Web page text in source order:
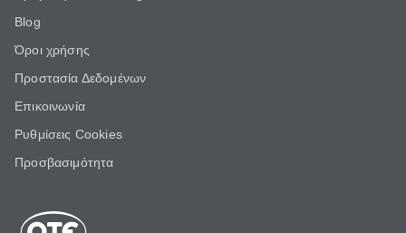
Blog
Όροι χρήσης
Προστασία Δεδομένων
Επικοινωνία
Ρυθμίσεις Cookies
Προσβασιμότητα